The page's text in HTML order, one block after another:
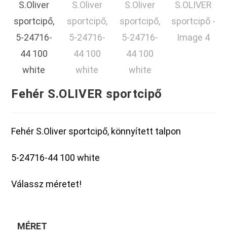
Fehér S.OLIVER sportcipő
Fehér S.Oliver sportcipő, könnyített talpon
5-24716-44 100 white
Válassz méretet!
MÉRET